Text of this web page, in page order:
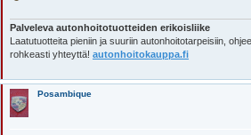
Palveleva autonhoitotuotteiden erikoisliike
Laatutuotteita pieniin ja suuriin autonhoitotarpeisiin,
rohkeasti yhteyttä! autonhoitokauppa.fi
Posambique